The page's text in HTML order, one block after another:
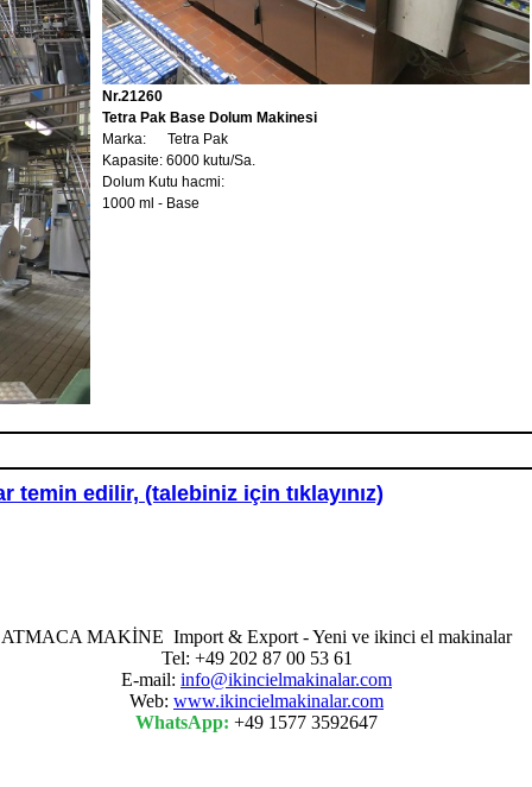
Nr.21260
Tetra Pak Base Dolum Makinesi
Marka: Tetra Pak
Kapasite: 6000 kutu/Sa.
Dolum Kutu hacmi:
1000 ml - Base
edilir, (talebiniz için tıklayınız)
ATMACA MAKİNE Import & Export - Yeni ve ikinci el makinalar
Tel: +49 202 87 00 53 61
E-mail: info@ikincielmakinalar.com
Web: www.ikincielmakinalar.com
WhatsApp: +49 1577 3592647